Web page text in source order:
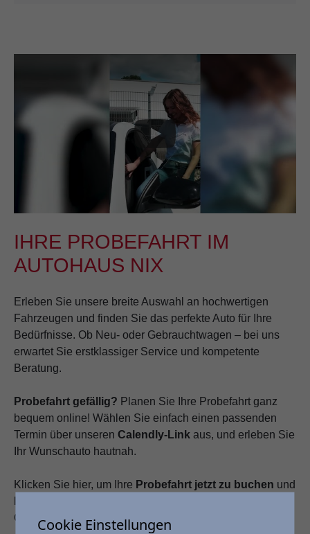
IHRE PROBEFAHRT IM
AUTOHAUS NIX
Erleben Sie unsere breite Auswahl an hochwertigen
Fahrzeugen und finden Sie das perfekte Auto für Ihre
Bedürfnisse. Ob Neu- oder Gebrauchtwagen – bei uns
erwartet Sie erstklassiger Service und kompetente
Beratung.
Probefahrt gefällig? Planen Sie Ihre Probefahrt ganz
bequem online! Wählen Sie einfach einen passenden
Termin über unseren Calendly-Link aus, und erleben Sie
Ihr Wunschauto hautnah.
Klicken Sie hier, um Ihre Probefahrt jetzt zu buchen und
Oder einfach das Kontaktformular ausfüllen.
Cookie Einstellungen